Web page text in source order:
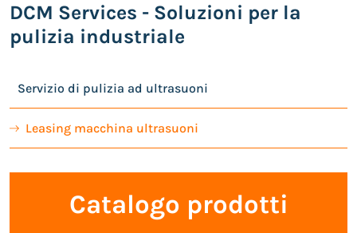
DCM Services - Soluzioni per la
pulizia industriale
Servizio di pulizia ad ultrasuoni
Leasing macchina ultrasuoni
Catalogo prodotti